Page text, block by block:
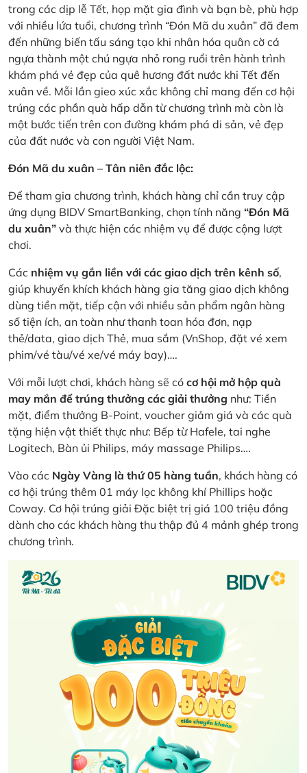
trong các dịp lễ Tết, họp mặt gia đình và bạn bè, phù hợp
với nhiều lứa tuổi, chương trình “Đón Mã du xuân” đã đem
đến những biến tấu sáng tạo khi nhân hóa quân cờ cá
ngựa thành một chú ngựa nhỏ rong ruổi trên hành trình
khám phá vẻ đẹp của quê hương đất nước khi Tết đến
xuân về. Mỗi lần gieo xúc xắc không chỉ mang đến cơ hội
trúng các phần quà hấp dẫn từ chương trình mà còn là
một bước tiến trên con đường khám phá di sản, vẻ đẹp
của đất nước và con người Việt Nam.
Đón Mã du xuân – Tân niên đắc lộc:
Để tham gia chương trình, khách hàng chỉ cần truy cập
ứng dụng BIDV SmartBanking, chọn tính năng “Đón Mã
du xuân” và thực hiện các nhiệm vụ để được cộng lượt
chơi.
Các nhiệm vụ gắn liền với các giao dịch trên kênh số,
giúp khuyến khích khách hàng gia tăng giao dịch không
dùng tiền mặt, tiếp cận với nhiều sản phẩm ngân hàng
số tiện ích, an toàn như thanh toan hóa đơn, nạp
thẻ/data, giao dịch Thẻ, mua sắm (VnShop, đặt vé xem
phim/vé tàu/vé xe/vé máy bay)….
Với mỗi lượt chơi, khách hàng sẽ có cơ hội mở hộp quà
may mắn để trúng thưởng các giải thưởng như: Tiền
mặt, điểm thưởng B-Point, voucher giảm giá và các quà
tặng hiện vật thiết thực như: Bếp từ Hafele, tai nghe
Logitech, Bàn ủi Philips, máy massage Philips….
Vào các Ngày Vàng là thứ 05 hàng tuần, khách hàng có
cơ hội trúng thêm 01 máy lọc không khí Phillips hoặc
Coway. Cơ hội trúng giải Đặc biệt trị giá 100 triệu đồng
dành cho các khách hàng thu thập đủ 4 mảnh ghép trong
chương trình.